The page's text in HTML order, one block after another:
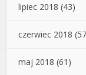
lipiec 2018 (43)
czerwiec 2018
maj 2018 (61)